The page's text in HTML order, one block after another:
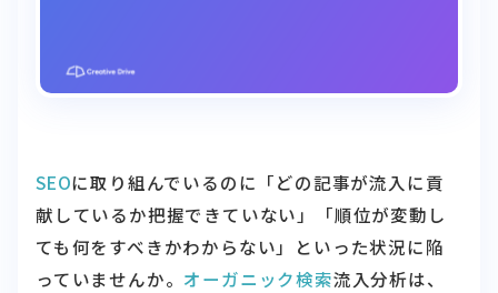
SEOに取り組んでいるのに「どの記事が流入に貢
献しているか把握できていない」「順位が変動し
ても何をすべきかわからない」といった状況に陥
っていませんか。 オーガニック検索流入分析は、